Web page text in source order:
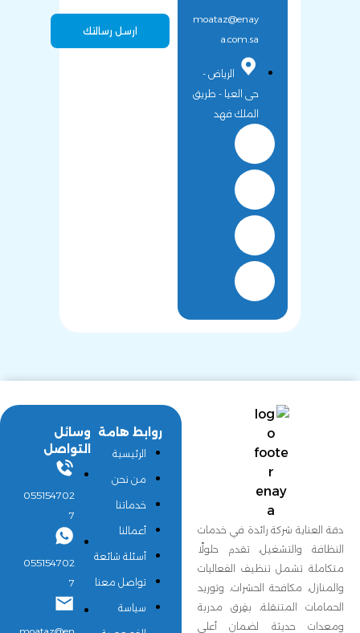
moataz@enay
a.com.sa
الرياض -
حى العيا - طريق
الملك فهد
دقة العناية شركة رائدة في خدمات
النظافة والتشغيل، تقدم حلولًا
متكاملة تشمل تنظيف الفعاليات
والمنازل، مكافحة الحشرات، وتوريد
الحمامات المتنقلة، بفِرق مدربة
ومعدات حديثة لضمان أعلى
روابط هامة
الرئيسية
من نحن
خدماتنا
أعمالنا
أسئلة شائعة
تواصل معنا
سياسة
وسائل
التواصل
055154702
7
055154702
7